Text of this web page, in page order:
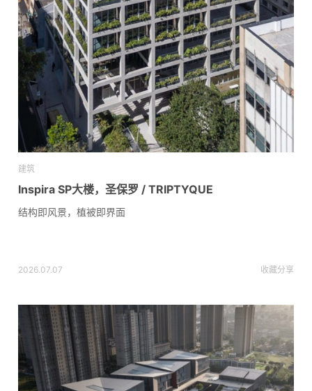
建筑
Inspira SP大楼，圣保罗 / TRIPTYQUE
结构即风景，植被即界面
2026.07.07 收藏分享